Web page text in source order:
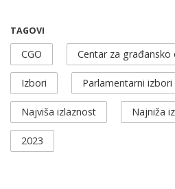
TAGOVI
CGO Centar za građansko
Izbori Parlamentarni izbori
Najviša izlaznost Najniža
2023